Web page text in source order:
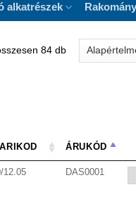
alkatrészek
84 db
ÁRUKÓD
12.05 DAS0001